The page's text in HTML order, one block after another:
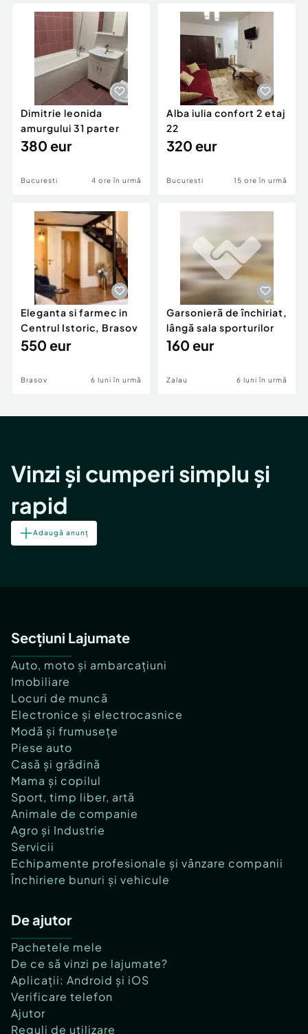
Servicii
Animale de companie
Afaceri și echipamente profesionale
Inchiriere Bunuri si Vehicule
Utilaje agricole si industriale
Piese auto si accesorii
Dacia Duster
Dimitrie leonida
amurgului 31 parter
380 eur
Bucuresti 4 ore în urmă
Alba iulia confort 2 etaj
22
320 eur
Bucuresti 15 ore în urmă
Eleganta si farmec in
Centrul Istoric, Brasov
550 eur
Brasov 6 luni în urmă
Garsonieră de închiriat,
lângă sala sporturilor
160 eur
Zalau 6 luni în urmă
Vinzi și cumperi simplu și
rapid
Adaugă anunț
Secțiuni Lajumate
Auto, moto și ambarcațiuni
Imobiliare
Locuri de muncă
Electronice și electrocasnice
Modă și frumusețe
Piese auto
Casă și grădină
Mama și copilul
Sport, timp liber, artă
Animale de companie
Agro și Industrie
Servicii
Echipamente profesionale și vânzare companii
Închiriere bunuri și vehicule
De ajutor
Pachetele mele
De ce să vinzi pe lajumate?
Aplicații: Android și iOS
Verificare telefon
Ajutor
Reguli de utilizare